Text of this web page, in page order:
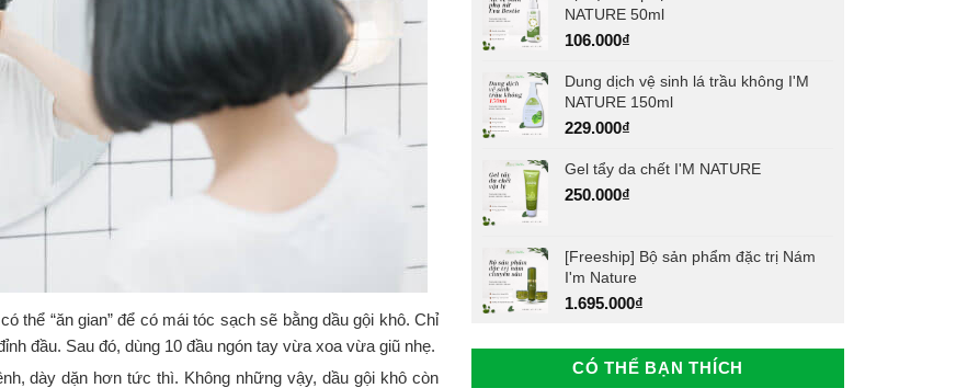
thể “ăn gian” để có mái tóc sạch sẽ bằng dầu gội khô. Chỉ
đầu. Sau đó, dùng 10 đầu ngón tay vừa xoa vừa giũ nhẹ.
dày dặn hơn tức thì. Không những vậy, dầu gội khô còn
NATURE 50ml
106.000₫
Dung dịch vệ sinh lá trầu không I'M
NATURE 150ml
229.000₫
Gel tẩy da chết I'M NATURE
250.000₫
[Freeship] Bộ sản phẩm đặc trị Nám
I'm Nature
1.695.000₫
CÓ THỂ BẠN THÍCH